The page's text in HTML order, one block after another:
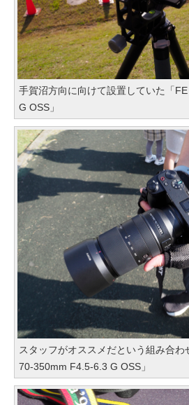
手賀沼方向に向けて設置していた「
G OSS」
スタッフがオススメだという組み合
70-350mm F4.5-6.3 G OSS」